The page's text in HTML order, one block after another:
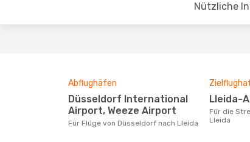
Nützliche
Abflughäfen
Düsseldorf International
Airport, Weeze Airport
Für Flüge von Düsseldorf nach Lleida
Lleida-
Für die Strecke von Düsseldorf nach
Lleida